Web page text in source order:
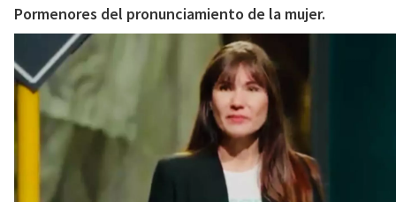
Pormenores del pronunciamiento de la mujer.